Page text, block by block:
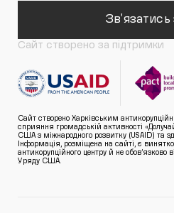
Зв'язатись
Сайт створено за підтримки
Сайт створено Харківським
сприяння громадській активності
США з міжнародного розвитку (USAID) та
Інформація, розміщена на сайті, є
антикорупційного центру й не обов’язково
Уряду США.